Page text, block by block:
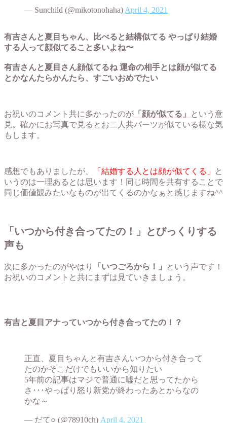
— Sunchild (@mikotonohaha) April 4, 2021
有吉さんと夏目ちゃん、比べると結構似てる やっぱり結婚
する人って顔似てること多いよね〜
有吉さんと夏目さん顔似てるね 運命の相手とは顔が似てる
とかなんたらかんたら、すごいおめでたい
お祝いのコメント共に多かったのが 「顔が似てる」
という意
見。確かにお写真で見るとお二人共パーツが似ている様な気
もします。
感想でもありましたが、 「結婚する人とは顔が似てくる」
と
いうのは一理あるとは思います！同じ時間を共有することで
同じ価値観みたいなものが出てくるのかなぁと感じますね^^
「いつから付き合ってたの！」とびっくりする
声も
次に多かったのがやはり 「いつごろから！」
という声です！
お祝いのコメントと共にまずは見ていきましょう。
有吉と夏目アナっていつから付き合ってたの！？
正直、夏目ちゃんと有吉さんいつから付き合って
たのかそこだけでもいいから知りたい
5年前の記事はマジで普通に嘘だと思ってたから
さ･･･やっぱり怒り新党が終わったあとからなの
かな～
— だて○ (@78910ch) April 4, 2021